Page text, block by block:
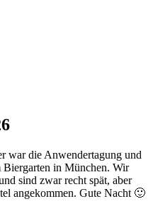
war die Anwendertagung und
Biergarten in München. Wir
sind zwar recht spät, aber
angekommen. Gute Nacht 🙂